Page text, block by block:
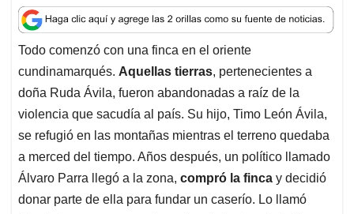
a
t
s
A
p
p
c
e
b
o
o
k
n
k
e
d
I
n
a
i
l
r
e
a
d
s
Todo comenzó con una finca en el oriente
cundinamarqués. Aquellas tierras, pertenecientes a
doña Ruda Ávila, fueron abandonadas a raíz de la
violencia que sacudía al país. Su hijo, Timo León Ávila,
se refugió en las montañas mientras el terreno quedaba
a merced del tiempo. Años después, un político llamado
Álvaro Parra llegó a la zona, compró la finca y decidió
donar parte de ella para fundar un caserío. Lo llamó